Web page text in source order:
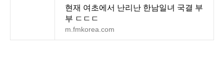
현재 여초에서 난리난 한남일녀 국결 부
부 ㄷㄷㄷ
m.fmkorea.com